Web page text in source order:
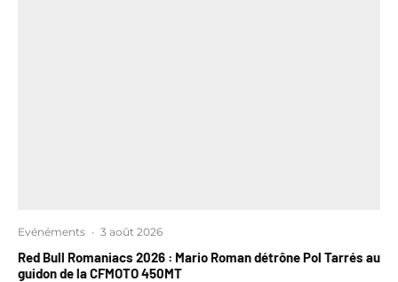
Evénéments · 3 août 2026
Red Bull Romaniacs 2026 : Mario Roman détrône Pol Tarrés au
guidon de la CFMOTO 450MT